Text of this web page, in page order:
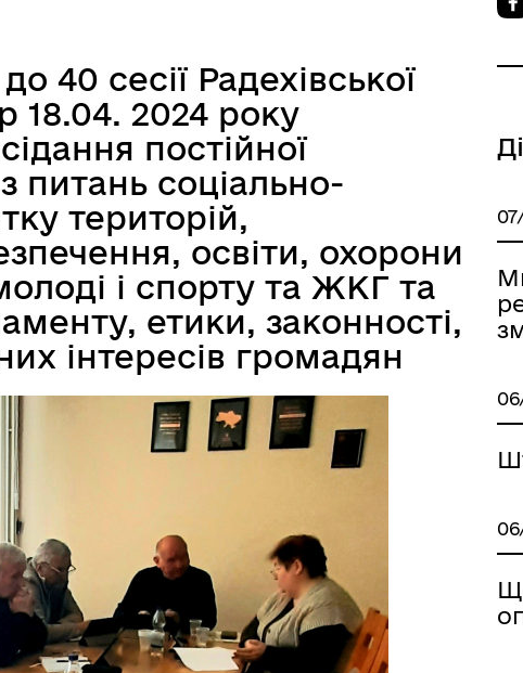
40 сесії Радехівської
18.04. 2024 року
постійної
з питань соціально-
територій,
освіти, охорони
і спорту та ЖКГ та
етики, законності,
інтересів громадян